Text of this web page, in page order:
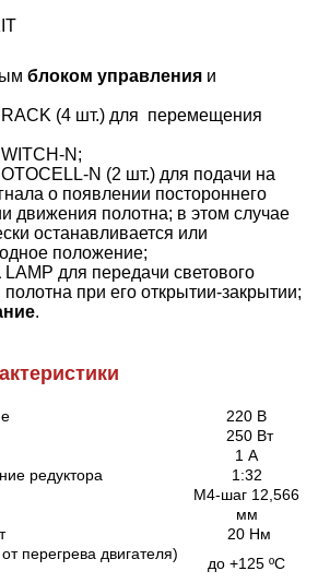
блоком управления и
(4 шт.) для перемещения
N;
N (2 шт.) для подачи на
о появлении постороннего
движения полотна; в этом случае
останавливается или
положение;
LAMP для передачи светового
при его открытии-закрытии;
.
220 В
250 Вт
1 А
редуктора
1:32
М4-шаг 12,566
мм
20 Нм
перегрева двигателя)
до +125 ºС